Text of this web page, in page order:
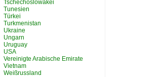
Tschechoslowakei
Tunesien
Türkei
Turkmenistan
Ukraine
Ungarn
Uruguay
USA
Vereinigte Arabische Emirate
Vietnam
Weißrussland